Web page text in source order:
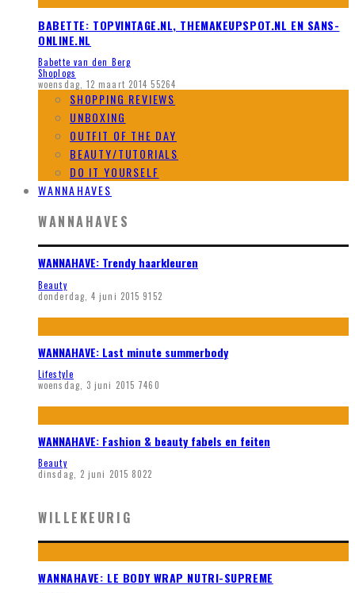
BABETTE: TOPVINTAGE.NL, THEMAKEUPSPOT.NL EN SANS-
ONLINE.NL
Babette van den Berg
Shoplogs
woensdag, 12 maart 2014 55264
SHOPPING REVIEWS
UNBOXING
OUTFIT OF THE DAY
BEAUTY/TUTORIALS
DO IT YOURSELF
WANNAHAVES
WANNAHAVES
WANNAHAVE: Trendy haarkleuren
Beauty
donderdag, 4 juni 2015 9152
WANNAHAVE: Last minute summerbody
Lifestyle
woensdag, 3 juni 2015 7460
WANNAHAVE: Fashion & beauty fabels en feiten
Beauty
dinsdag, 2 juni 2015 8022
WILLEKEURIG
WANNAHAVE: LE BODY WRAP NUTRI-SUPREME